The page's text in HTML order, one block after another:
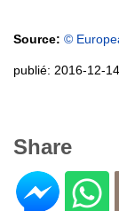
Source: ©
publié: 2016-12-14
Share